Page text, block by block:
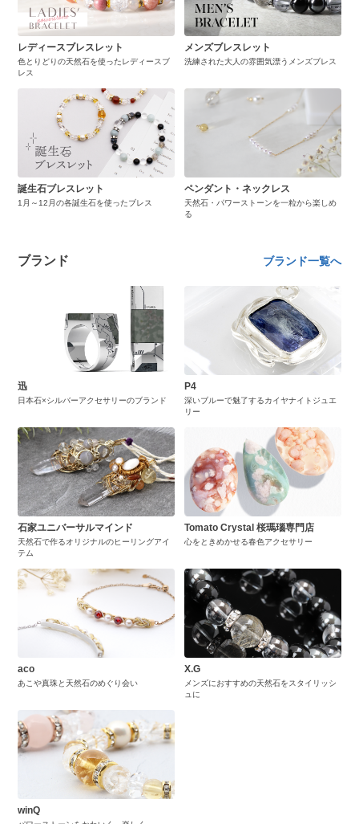
レディースブレスレット
色とりどりの天然石を使ったレディースブ
レス
メンズブレスレット
洗練された大人の雰囲気漂うメンズブレス
誕生石ブレスレット
1月～12月の各誕生石を使ったブレス
ペンダント・ネックレス
天然石・パワーストーンを一粒から楽しめ
る
ブランド ブランド一覧へ
迅
日本石×シルバーアクセサリーのブランド
P4
深いブルーで魅了するカイヤナイトジュエ
リー
石家ユニバーサルマインド
天然石で作るオリジナルのヒーリングアイ
テム
Tomato Crystal 桜瑪瑙専門店
心をときめかせる春色アクセサリー
aco
あこや真珠と天然石のめぐり会い
X.G
メンズにおすすめの天然石をスタイリッシ
ュに
winQ